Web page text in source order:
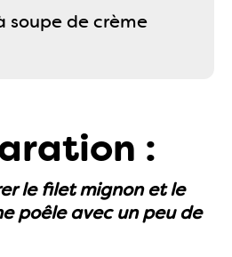
soupe de crème
:
le filet mignon et le
poêle avec un peu de